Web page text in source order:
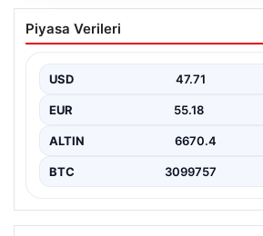
‘Çerçeve Yasa’ya imza
MHP’li vekilden çarpıcı
Piyasa Verileri
USD 47.71
EUR 55.18
ALTIN 6670.4
BTC 3099757